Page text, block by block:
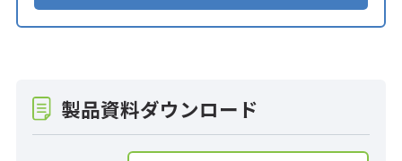
製品資料ダウンロード